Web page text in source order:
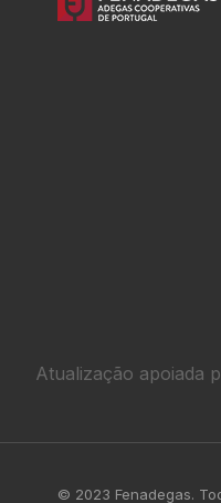
Atualização apoiada
© 2023 Fenadegas.